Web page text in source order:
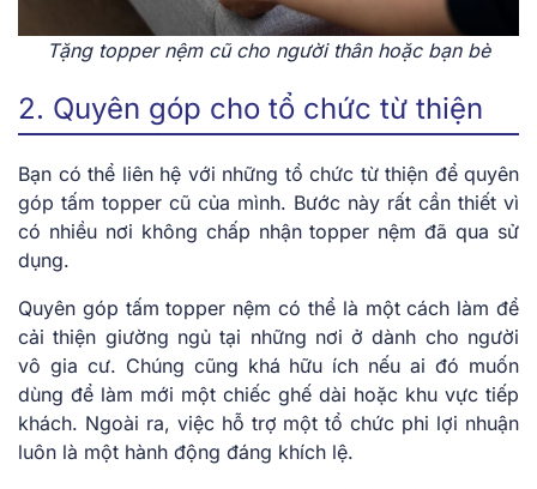
Tặng topper nệm cũ cho người thân hoặc bạn bè
2. Quyên góp cho tổ chức từ thiện
Bạn có thể liên hệ với những tổ chức từ thiện để quyên
góp tấm topper cũ của mình. Bước này rất cần thiết vì
có nhiều nơi không chấp nhận topper nệm đã qua sử
dụng.
Quyên góp tấm topper nệm có thể là một cách làm để
cải thiện giường ngủ tại những nơi ở dành cho người
vô gia cư. Chúng cũng khá hữu ích nếu ai đó muốn
dùng để làm mới một chiếc ghế dài hoặc khu vực tiếp
khách. Ngoài ra, việc hỗ trợ một tổ chức phi lợi nhuận
luôn là một hành động đáng khích lệ.